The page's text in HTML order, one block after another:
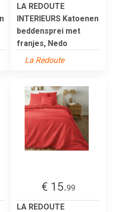
LA REDOUTE
INTERIEURS Katoenen
beddensprei met
franjes, Nedo
La Redoute
€ 15.99
LA REDOUTE